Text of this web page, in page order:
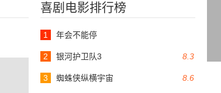
喜剧电影排行榜
1 年会不能停
8.3
2 银河护卫队3
8.6
3 蜘蛛侠纵横宇宙